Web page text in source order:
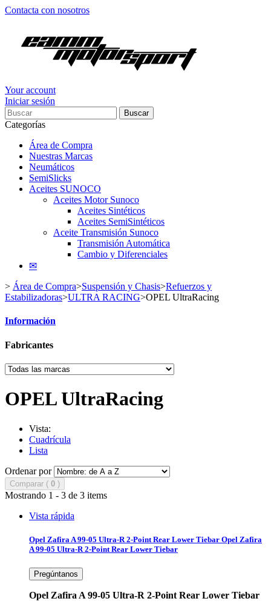
Contacta con nosotros
Your account
Iniciar sesión
Buscar
Categorías
Área de Compra
Nuestras Marcas
Neumáticos
SemiSlicks
Aceites SUNOCO
Aceites Motor Sunoco
Aceites Sintéticos
Aceites SemiSintéticos
Aceite Transmisión Sunoco
Transmisión Automática
Cambio y Diferenciales
✉
> Área de Compra>Suspensión y Chasis>Refuerzos y
Estabilizadoras>ULTRA RACING>OPEL UltraRacing
Información
Fabricantes
OPEL UltraRacing
Vista:
Cuadrícula
Lista
Ordenar por
Comparar ( 0 )
Mostrando 1 - 3 de 3 items
Vista rápida
Opel Zafira A 99-05 Ultra-R 2-Point Rear Lower Tiebar Opel Zafira
A 99-05 Ultra-R 2-Point Rear Lower Tiebar
Pregúntanos
Opel Zafira A 99-05 Ultra-R 2-Point Rear Lower Tiebar